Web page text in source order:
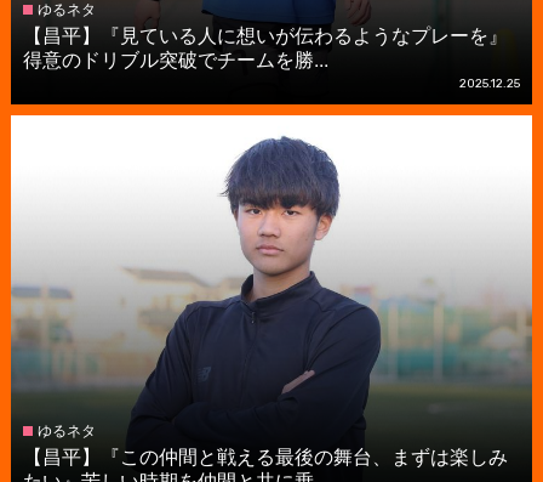
ゆるネタ
【昌平】『見ている人に想いが伝わるようなプレーを』
得意のドリブル突破でチームを勝...
2025.12.25
ゆるネタ
【昌平】『この仲間と戦える最後の舞台、まずは楽しみ